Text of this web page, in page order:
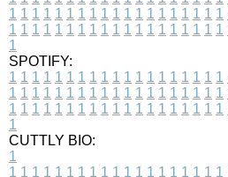
1 1 1 1 1 1 1 1 1 1 1 1 1 1 1 1 1 1 1
1 1 1 1 1 1 1 1 1 1 1 1 1 1 1 1 1 1 1
1
SPOTIFY:
1 1 1 1 1 1 1 1 1 1 1 1 1 1 1 1 1 1 1
1 1 1 1 1 1 1 1 1 1 1 1 1 1 1 1 1 1 1
1 1 1 1 1 1 1 1 1 1 1 1 1 1 1 1 1 1 1
1
CUTTLY BIO:
1
1 1 1 1 1 1 1 1 1 1 1 1 1 1 1 1 1 1 1